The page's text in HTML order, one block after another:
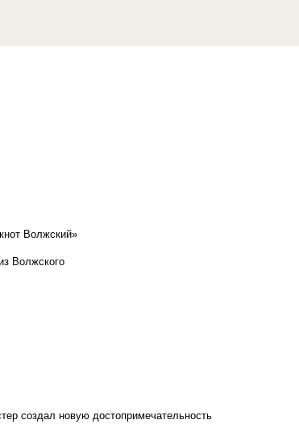
Волжский»
Волжского
создал новую достопримечательность